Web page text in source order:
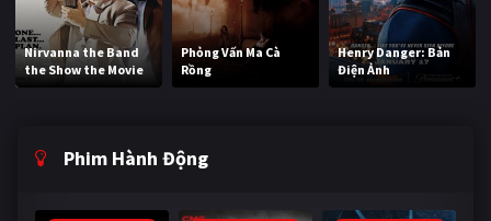
Nirvanna the Band
the Show the Movie
Phỏng Vấn Ma Cà
Rồng
Henry Danger: Bản
Điện Ảnh
Phim Hành Động